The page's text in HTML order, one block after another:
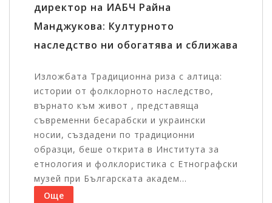
директор на ИАБЧ Райна
Манджукова: Културното
наследство ни обогатява и сближава
Изложбата Традиционна риза с алтица:
истории от фолклорното наследство,
върнато към живот , представяща
съвременни бесарабски и украински
носии, създадени по традиционни
образци, беше открита в Института за
етнология и фолклористика с Етнографски
музей при Българската академ...
Още